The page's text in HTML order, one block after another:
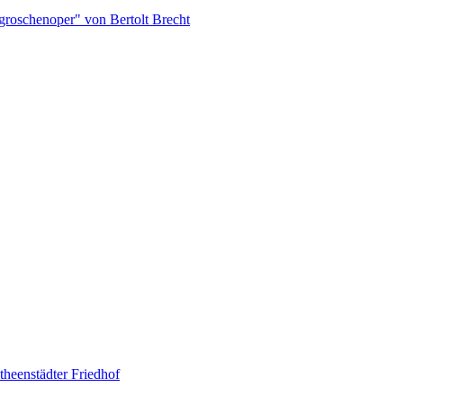
von Bertolt Brecht
Friedhof